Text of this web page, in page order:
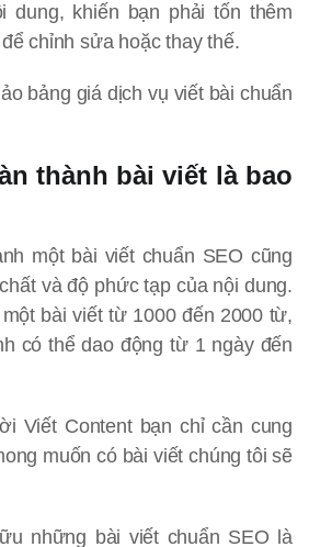
dung, khiến bạn phải tốn thêm
chỉnh sửa hoặc thay thế.
bảng giá dịch vụ viết bài chuẩn
thành bài viết là bao
một bài viết chuẩn SEO cũng
và độ phức tạp của nội dung.
bài viết từ 1000 đến 2000 từ,
có thể dao động từ 1 ngày đến
Viết Content bạn chỉ cần cung
muốn có bài viết chúng tôi sẽ
những bài viết chuẩn SEO là